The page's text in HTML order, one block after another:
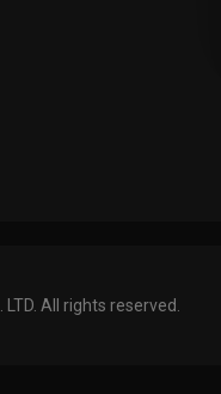
All rights reserved.